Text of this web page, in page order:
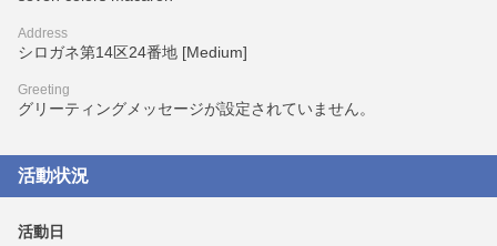
Address
シロガネ第14区24番地 [Medium]
Greeting
グリーティングメッセージが設定されていません。
活動状況
活動日